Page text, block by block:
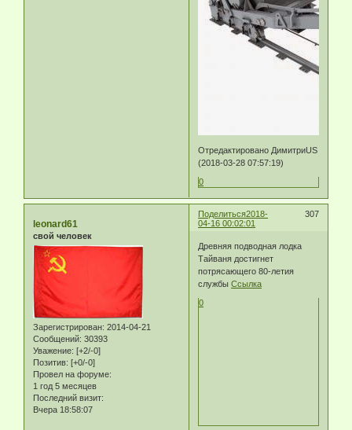
Отредактировано ДимитриUS
(2018-03-28 07:57:19)
0
Поделиться 307
2018-
04-16 00:02:01
leonard61
свой человек
Зарегистрирован: 2014-04-21
Сообщений: 30393
Уважение: [+2/-0]
Позитив: [+0/-0]
Провел на форуме:
1 год 5 месяцев
Последний визит:
Вчера 18:58:07
Древняя подводная лодка
Тайваня достигнет
потрясающего 80-летия
службыСсылка
0